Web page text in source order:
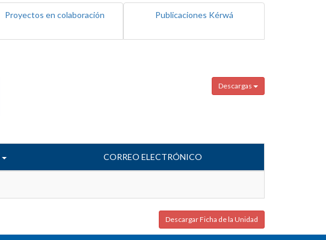
Proyectos en colaboración Publicaciones Kérwá
Descargas
CORREO ELECTRÓNICO
Descargar Ficha de la Unidad